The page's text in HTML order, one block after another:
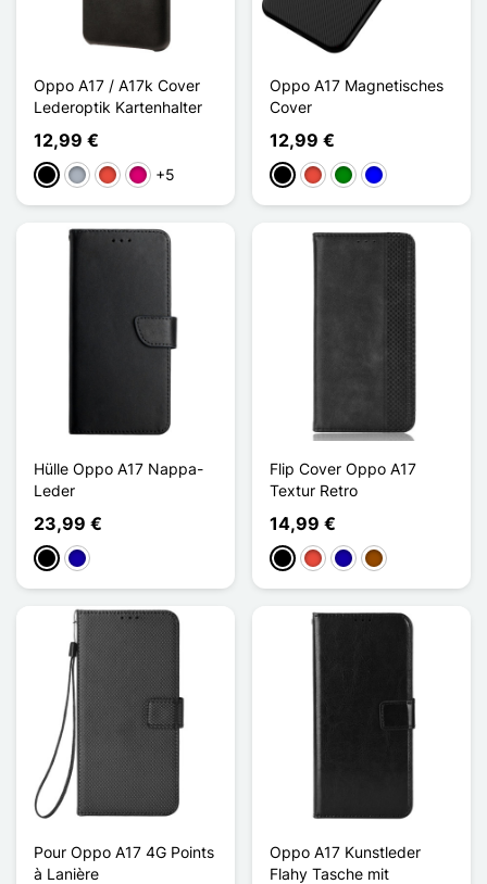
Oppo A17 / A17k Cover
Lederoptik Kartenhalter
12,99 €
Schwarz
GrauRot Magenta
+5
Oppo A17 Magnetisches
Cover
12,99 €
Schwarz
Rot GrünBlau
Hülle Oppo A17 Nappa-
Leder
23,99 €
SchwarzDunkelblau
Flip Cover Oppo A17
Textur Retro
14,99 €
Schwarz
Rot Dunkelblau
Braun
Pour Oppo A17 4G Points
à Lanière
Oppo A17 Kunstleder
Flahy Tasche mit